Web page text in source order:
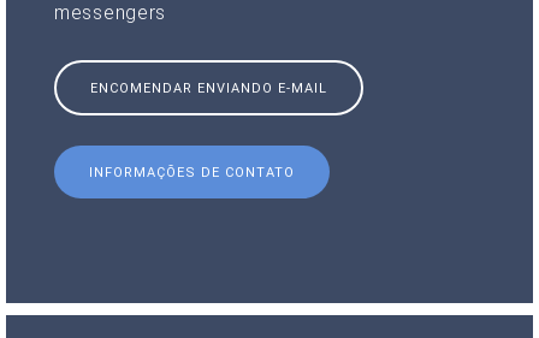
messengers
ENCOMENDAR ENVIANDO E-MAIL
INFORMAÇÕES DE CONTATO